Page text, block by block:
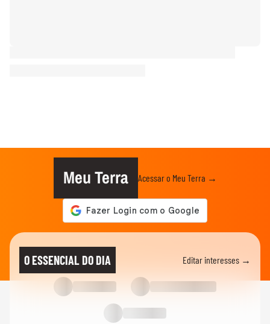
Meu Terra Acessar o Meu Terra →
O ESSENCIAL DO DIA Editar interesses →